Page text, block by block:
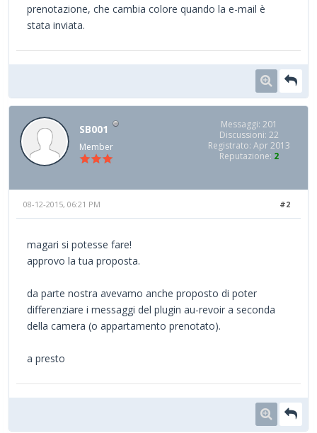
prenotazione, che cambia colore quando la e-mail è
stata inviata.
SB001
Member
Messaggi: 201
Discussioni: 22
Registrato: Apr 2013
Reputazione: 2
#2
08-12-2015, 06:21 PM
magari si potesse fare!
approvo la tua proposta.
da parte nostra avevamo anche proposto di poter
differenziare i messaggi del plugin au-revoir a seconda
della camera (o appartamento prenotato).
a presto